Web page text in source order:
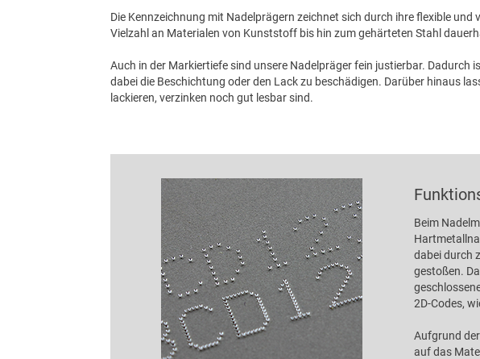
Die Kennzeichnung mit Nadelprägern zeichnet sich durch ihre flexible
Vielzahl an Materialen von Kunststoff bis hin zum gehärteten Stahl
Auch in der Markiertiefe sind unsere Nadelpräger fein justierbar.
dabei die Beschichtung oder den Lack zu beschädigen. Darüber hinaus
lackieren, verzinken noch gut lesbar sind.
Beim
dabei durch
gestoßen.
2D-Codes,
Aufgrund
auf das